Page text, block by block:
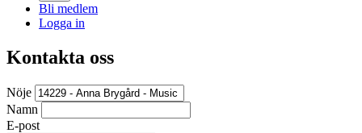
Bli medlem
Logga in
Kontakta oss
Nöje
Namn
E-post